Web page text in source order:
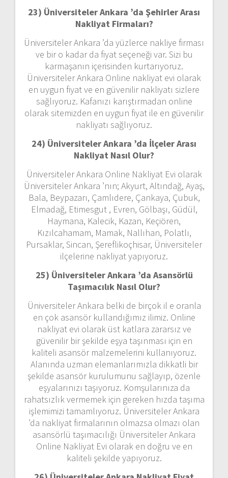
23) Üniversiteler Ankara ’da Şehirler Arası
Nakliyat Firmaları?
Üniversiteler Ankara ’da yüzlerce nakliye firması
ve bir o kadar da fiyat seçeneği var. Sizi bu
karmaşanın içerisinden kurtarıyoruz.
Üniversiteler Ankara Online nakliyat evi olarak
en uygun fiyat ve en güvenilir nakliyatı sizlere
sağlıyoruz. Kafanızı karıştırmadan online
olarak sitemizden en uygun fiyat ile en güvenilir
nakliyatı sağlıyoruz.
24) Üniversiteler Ankara ’da İlçeler Arası
Nakliyat Nasıl Olur?
Üniversiteler Ankara Online Nakliyat Evi olarak
Üniversiteler Ankara ’nın; Akyurt, Altındağ, Ayaş,
Bala, Beypazarı, Çamlıdere, Çankaya, Çubuk,
Elmadağ, Etimesgut , Evren, Gölbaşı, Güdül,
Haymana, Kalecik, Kazan, Keçiören,
Kızılcahamam, Mamak, Nallıhan, Polatlı,
Pursaklar, Sincan, Şereflikoçhisar, Üniversiteler
ilçelerine nakliyat yapıyoruz.
25) Üniversiteler Ankara ’da Asansörlü
Taşımacılık Nasıl Olur?
Üniversiteler Ankara belki de birçok il e oranla
en çok asansör kullandığımız ilimiz. Online
nakliyat evi olarak üst katlara zararsız ve
güvenilir bir şekilde eşya taşınması için en
kaliteli asansör malzemelerini kullanıyoruz.
Alanında uzman elemanlarımızla dikkatli bir
şekilde asansör kurulumunu sağlayıp, özenle
eşyalarınızı taşıyoruz. Komşularınıza da
rahatsızlık vermemek için gereken hızda taşıma
işlemimizi tamamlıyoruz. Üniversiteler Ankara
’da nakliyat firmalarının olmazsa olmazı olan
asansörlü taşımacılığı Üniversiteler Ankara
Online Nakliyat Evi olarak en doğru ve en
kaliteli şekilde yapıyoruz.